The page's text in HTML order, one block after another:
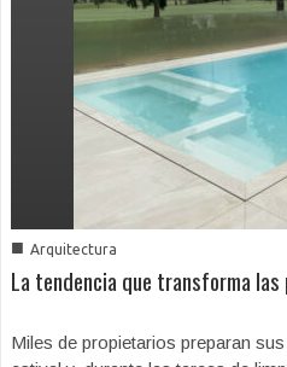
■ Arquitectura
La tendencia que transforma
Miles de propietarios preparan